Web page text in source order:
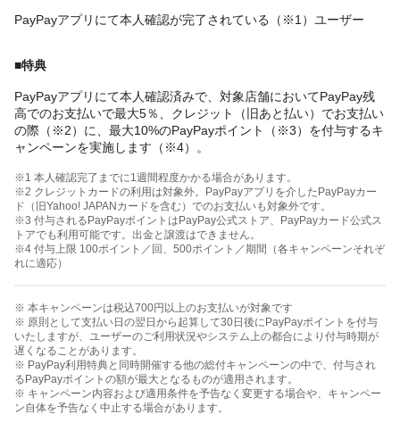
PayPayアプリにて本人確認が完了されている（※1）ユーザー
■特典
PayPayアプリにて本人確認済みで、対象店舗においてPayPay残
高でのお支払いで最大5％、クレジット（旧あと払い）でお支払い
の際（※2）に、最大10%のPayPayポイント（※3）を付与するキ
ャンペーンを実施します（※4）。
※1 本人確認完了までに1週間程度かかる場合があります。
※2 クレジットカードの利用は対象外。PayPayアプリを介したPayPayカー
ド（旧Yahoo! JAPANカードを含む）でのお支払いも対象外です。
※3 付与されるPayPayポイントはPayPay公式ストア、PayPayカード公式ス
トアでも利用可能です。出金と譲渡はできません。
※4 付与上限 100ポイント／回、500ポイント／期間（各キャンペーンそれぞ
れに適応）
※ 本キャンペーンは税込700円以上のお支払いが対象です
※ 原則として支払い日の翌日から起算して30日後にPayPayポイントを付与
いたしますが、ユーザーのご利用状況やシステム上の都合により付与時期が
遅くなることがあります。
※ PayPay利用特典と同時開催する他の総付キャンペーンの中で、付与され
るPayPayポイントの額が最大となるものが適用されます。
※ キャンペーン内容および適用条件を予告なく変更する場合や、キャンペー
ン自体を予告なく中止する場合があります。